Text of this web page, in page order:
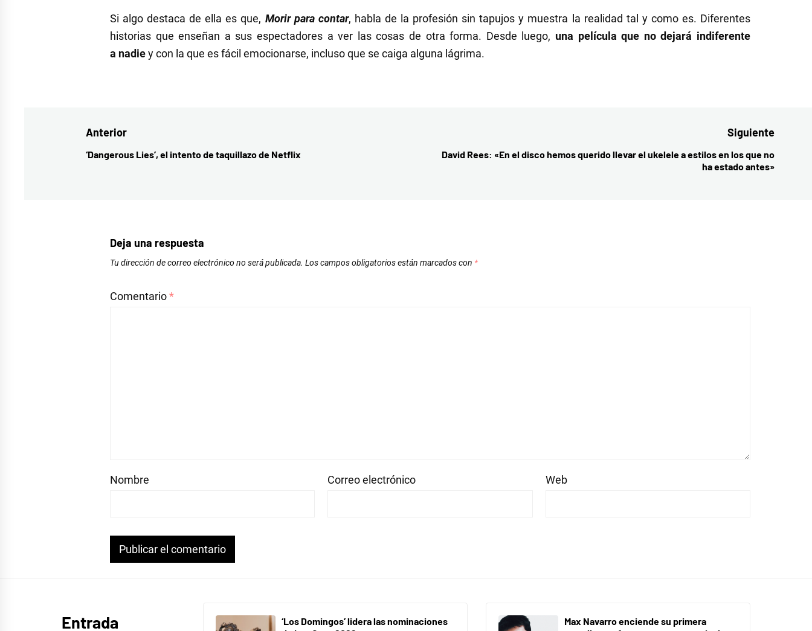
Si algo destaca de ella es que, Morir para contar, habla de la profesión sin tapujos y muestra la realidad tal y como es. Diferentes
historias que enseñan a sus espectadores a ver las cosas de otra forma. Desde luego, una película que no dejará indiferente
a nadiey con la que es fácil emocionarse, incluso que se caiga alguna lágrima.
documentales
Navegación
de
Anterior
Entrada
‘Dangerous Lies’, el intento de taquillazo de Netflix
Siguiente
Entrada
David Rees: «En el disco hemos querido llevar el ukelele a estilos en los que no
ha estado antes»
Deja una respuesta
Tu dirección de correo electrónico no será publicada. Los campos obligatorios están marcados con *
Comentario*
Nombre Correo electrónico Web
Entrada
‘Los Domingos’ lidera las nominaciones
Max Navarro enciende su primera